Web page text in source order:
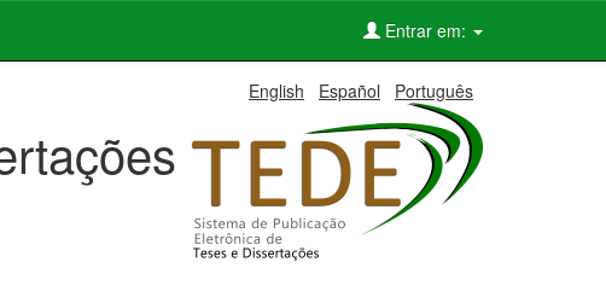
Entrar em:
English Español Português